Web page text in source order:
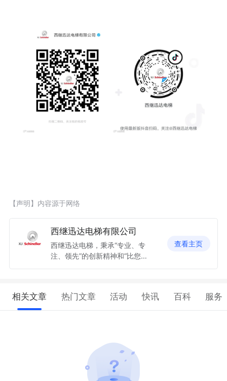
【声明】内容源于网络
西继迅达电梯有限公司
西继迅达电梯，秉承“专业、专
注、领先”的创新精神和“比您更
-6869
查看主页
相关文章 热门文章 活动 快讯 百科 服务